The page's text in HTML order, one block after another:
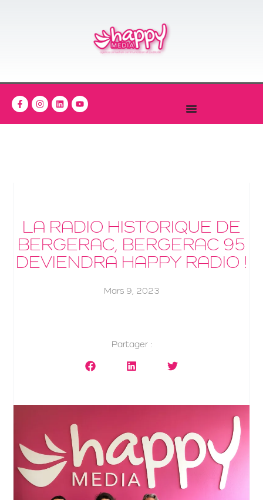
LA RADIO HISTORIQUE DE
BERGERAC, BERGERAC 95
DEVIENDRA HAPPY RADIO !
Mars 9, 2023
Partager :